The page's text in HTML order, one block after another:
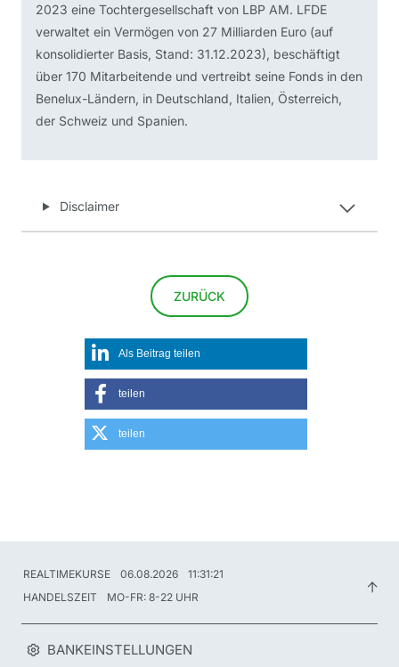
2023 eine Tochtergesellschaft von LBP AM. LFDE
verwaltet ein Vermögen von 27 Milliarden Euro (auf
konsolidierter Basis, Stand: 31.12.2023), beschäftigt
über 170 Mitarbeitende und vertreibt seine Fonds in den
Benelux-Ländern, in Deutschland, Italien, Österreich,
der Schweiz und Spanien.
Disclaimer
ZURÜCK
teilen
BANKEINSTELLUNGEN
REALTIMEKURSE 06.08.2026
11:31:21
HANDELSZEIT
MO-FR: 8-22 UHR